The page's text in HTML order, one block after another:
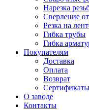
Нарезка
Сверление
Резка на
Гибка трубы
Гибка
Покупателям
Доставка
Оплата
Возврат
Сертификаты
О заводе
Контакты